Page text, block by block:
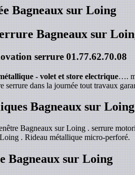
Bagneaux sur Loing
Bagneaux sur
serrure01.77.62.70.08
- volet et store electrique….
serrure dans la journée tout travaux
Bagneaux sur Loing
Bagneaux sur Loing . serrure
. Rideau métallique micro-perforé.
Bagneaux sur Loing